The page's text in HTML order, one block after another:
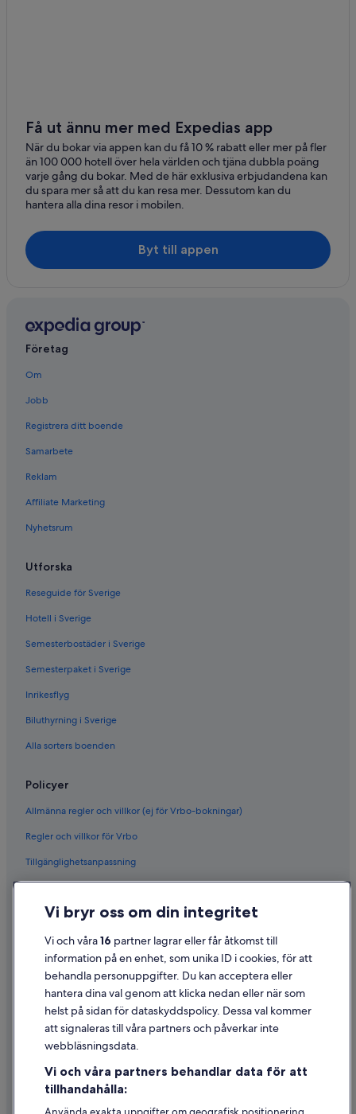
Få ut ännu mer med Expedias app
När du bokar via appen kan du få 10 % rabatt eller mer på fler
än 100 000 hotell över hela världen och tjäna dubbla poäng
varje gång du bokar. Med de här exklusiva erbjudandena kan
du spara mer så att du kan resa mer. Dessutom kan du
hantera alla dina resor i mobilen.
Byt till appen
Företag
Om
Jobb
Registrera ditt boende
Samarbete
Reklam
Affiliate Marketing
Nyhetsrum
Utforska
Reseguide för Sverige
Hotell i Sverige
Semesterbostäder i Sverige
Semesterpaket i Sverige
Inrikesflyg
Biluthyrning i Sverige
Alla sorters boenden
Policyer
Allmänna regler och villkor (ej för Vrbo-bokningar)
Regler och villkor för Vrbo
Tillgänglighetsanpassning
Cookies
Användarvillkor
Juridisk information/Kontakta oss
Riktlinjer för innehåll och anmäla innehåll
Hjälp
Avboka eller ändra din bokning
Återbetalningsprocess och tidslinjer
Vi bryr oss om din integritet
Vi och våra16 partner lagrar eller får åtkomst till
information på en enhet, som unika ID i cookies, för att
behandla personuppgifter. Du kan acceptera eller
hantera dina val genom att klicka nedan eller när som
helst på sidan för dataskyddspolicy. Dessa val kommer
att signaleras till våra partners och påverkar inte
webbläsningsdata.
Vi och våra partners behandlar data för att
tillhandahålla: